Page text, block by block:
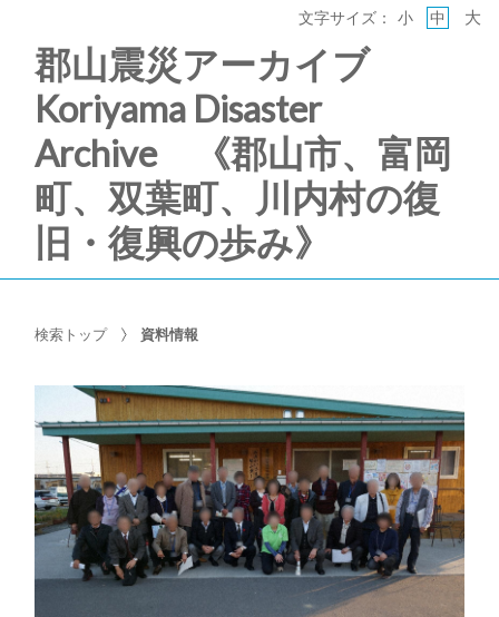
郡山震災アーカイブ
Koriyama Disaster
Archive 《郡山市、富岡
町、双葉町、川内村の復
旧・復興の歩み》
文字サイズ： 小 中 大
検索トップ 資料情報